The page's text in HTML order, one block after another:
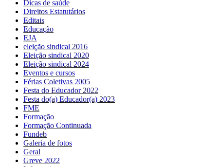
Dicas de saúde
Direitos Estatutários
Editais
Educação
EJA
eleição sindical 2016
Eleição sindical 2020
Eleição sindical 2024
Eventos e cursos
Férias Coletivas 2005
Festa do Educador 2022
Festa do(a) Educador(a) 2023
FME
Formação
Formação Continuada
Fundeb
Galeria de fotos
Geral
Greve 2022